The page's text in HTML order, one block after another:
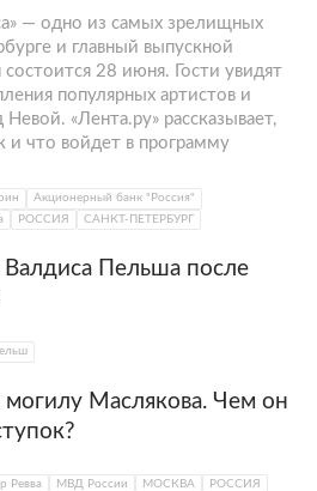
— одно из самых зрелищных
и главный выпускной
28 июня. Гости увидят
популярных артистов и
«Лента.ру» рассказывает,
и что войдет в программу
Акционерный банк "Россия"
РОССИЯ САНКТ-ПЕТЕРБУРГ
Пельша после
могилу Маслякова. Чем он
Ревва МВД России МОСКВА РОССИЯ